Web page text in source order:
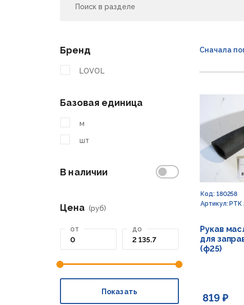
Бренд
LOVOL
Базовая единица
м
шт
В наличии
Цена (руб)
от до
Показать
Сначала
Код: 180258
Артикул: РТК
Рукав
для
(ф25)
819 ₽